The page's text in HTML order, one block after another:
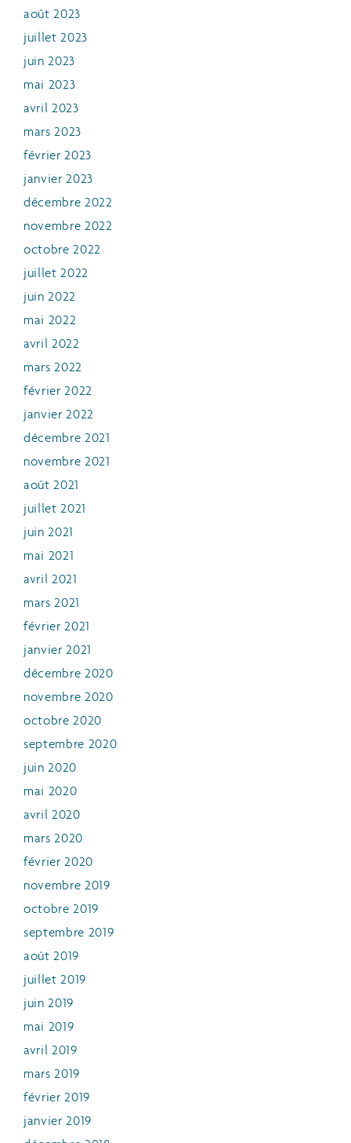
août 2023
juillet 2023
juin 2023
mai 2023
avril 2023
mars 2023
février 2023
janvier 2023
décembre 2022
novembre 2022
octobre 2022
juillet 2022
juin 2022
mai 2022
avril 2022
mars 2022
février 2022
janvier 2022
décembre 2021
novembre 2021
août 2021
juillet 2021
juin 2021
mai 2021
avril 2021
mars 2021
février 2021
janvier 2021
décembre 2020
novembre 2020
octobre 2020
septembre 2020
juin 2020
mai 2020
avril 2020
mars 2020
février 2020
novembre 2019
octobre 2019
septembre 2019
août 2019
juillet 2019
juin 2019
mai 2019
avril 2019
mars 2019
février 2019
janvier 2019